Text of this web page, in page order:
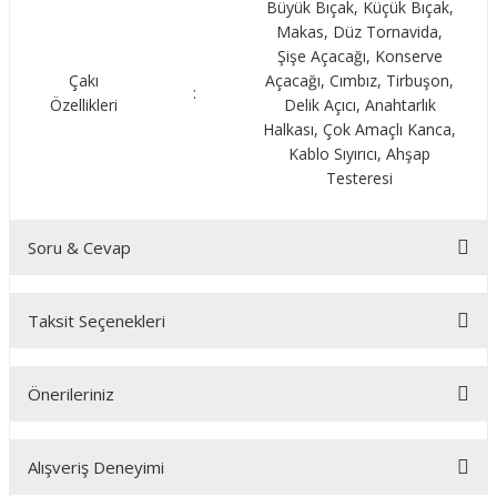
Çakı
Özellikleri
:
Büyük Bıçak, Küçük Bıçak,
Makas, Düz Tornavida,
Şişe Açacağı, Konserve
Açacağı, Cımbız, Tirbuşon,
Delik Açıcı, Anahtarlık
Halkası, Çok Amaçlı Kanca,
Kablo Sıyırıcı, Ahşap
Testeresi
Soru & Cevap
Taksit Seçenekleri
Önerileriniz
konularda yetersiz gördüğünüz noktaları öneri formunu
Alışveriş Deneyimi